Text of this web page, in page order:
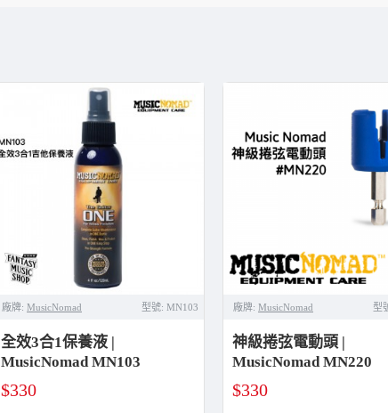
廠牌: MusicNomad 型號: MN103
全效3合1保養液 |
MusicNomad MN103
$330
廠牌: MusicNomad 型
神級捲弦電動頭 |
MusicNomad MN220
$330